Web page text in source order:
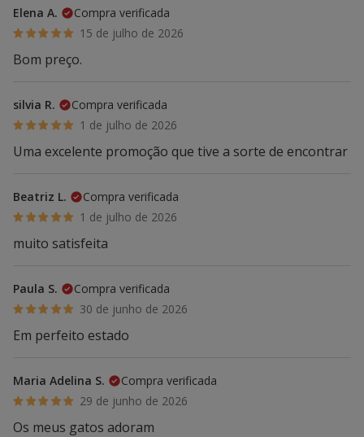
Elena A.
Compra verificada
15 de julho de 2026
Bom preço.
silvia R.
Compra verificada
1 de julho de 2026
Uma excelente promoção que tive a sorte de encontrar
Beatriz L.
Compra verificada
1 de julho de 2026
muito satisfeita
Paula S.
Compra verificada
30 de junho de 2026
Em perfeito estado
Maria Adelina S.
Compra verificada
29 de junho de 2026
Os meus gatos adoram